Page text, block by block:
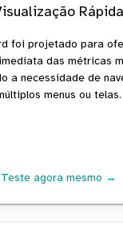
Rápida
foi projetado para
das métricas
a necessidade de
menus ou telas.
Teste agora mesmo →